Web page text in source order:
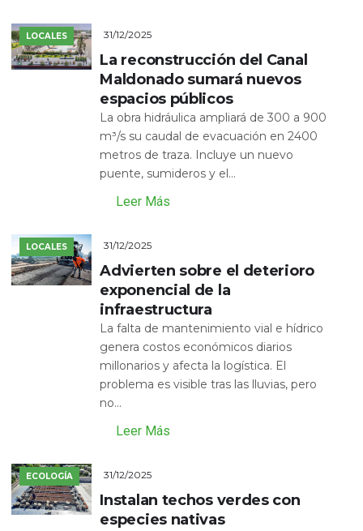
LOCALES 31/12/2025
La reconstrucción del Canal
Maldonado sumará nuevos
espacios públicos
La obra hidráulica ampliará de 300 a 900
m³/s su caudal de evacuación en 2400
metros de traza. Incluye un nuevo
puente, sumideros y el...
Leer Más
LOCALES 31/12/2025
Advierten sobre el deterioro
exponencial de la
infraestructura
La falta de mantenimiento vial e hídrico
genera costos económicos diarios
millonarios y afecta la logística. El
problema es visible tras las lluvias, pero
no...
Leer Más
ECOLOGÍA 31/12/2025
Instalan techos verdes con
especies nativas